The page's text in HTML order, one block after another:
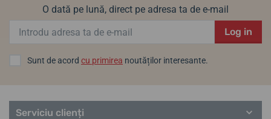
O dată pe lună, direct pe adresa ta de e-mail
Log in
Sunt de acord cu primirea noutăților interesante.
Serviciu clienți